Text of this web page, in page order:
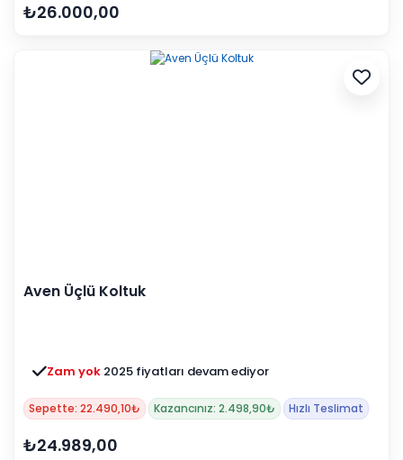
₺26.000,00
Aven Üçlü Koltuk
Zam yok 2025 fiyatları devam ediyor
Sepette: 22.490,10₺ Kazancınız: 2.498,90₺ Hızlı Teslimat
₺24.989,00